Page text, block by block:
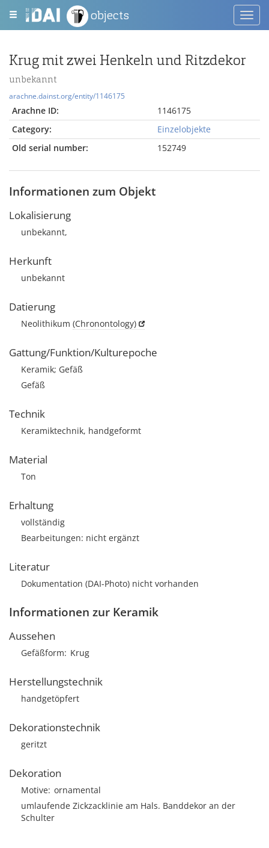
objects
Krug mit zwei Henkeln und Ritzdekor
unbekannt
arachne.dainst.org/entity/1146175
Arachne ID:
1146175
Category:
Einzelobjekte
Old serial number:
152749
Informationen zum Objekt
Lokalisierung
unbekannt,
Herkunft
unbekannt
Datierung
Neolithikum (Chronontology)
Gattung/Funktion/Kulturepoche
Keramik; Gefäß
Gefäß
Technik
Keramiktechnik, handgeformt
Material
Ton
Erhaltung
vollständig
Bearbeitungen: nicht ergänzt
Literatur
Dokumentation (DAI-Photo) nicht vorhanden
Informationen zur Keramik
Aussehen
Gefäßform Krug
Herstellungstechnik
handgetöpfert
Dekorationstechnik
geritzt
Dekoration
Motive ornamental
umlaufende Zickzacklinie am Hals. Banddekor an der
Schulter